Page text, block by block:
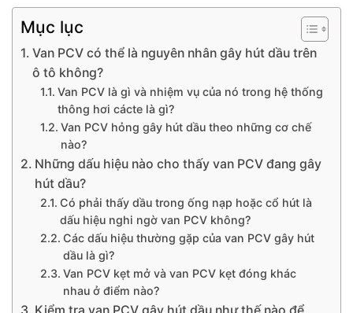
Mục lục
Van PCV có thể là nguyên nhân gây hút dầu trên
ô tô không?
Van PCV là gì và nhiệm vụ của nó trong hệ thống
thông hơi cácte là gì?
Van PCV hỏng gây hút dầu theo những cơ chế
nào?
Những dấu hiệu nào cho thấy van PCV đang gây
hút dầu?
Có phải thấy dầu trong ống nạp hoặc cổ hút là
dấu hiệu nghi ngờ van PCV không?
Các dấu hiệu thường gặp của van PCV gây hút
dầu là gì?
Van PCV kẹt mở và van PCV kẹt đóng khác
nhau ở điểm nào?